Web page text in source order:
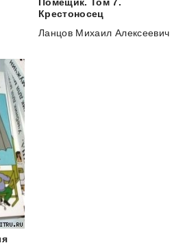
Крестоносец
Ланцов Михаил Алексеевич